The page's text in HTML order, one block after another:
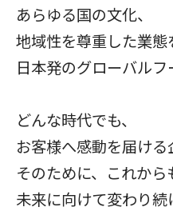
あらゆる国の文化、
地域性を尊重した業態
日本発のグローバルフ
どんな時代でも、
お客様へ感動を届ける
そのために、これから
未来に向けて変わり続